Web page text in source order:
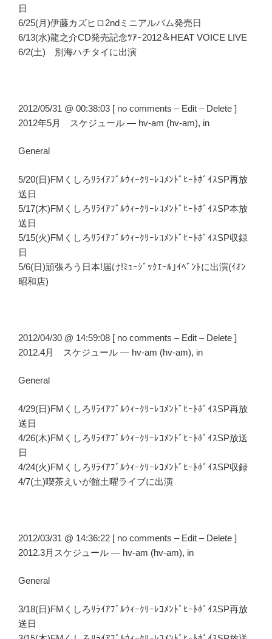
日
6/25(月)伊藤カズヒロ2ndミニアルバム発売日
6/13(水)龍之介CD発売記念ﾂｱｰ2012＆HEAT VOICE LIVE
6/2(土) 別海ハチタイに出演
2012/05/31 @ 00:38:03 [ no comments – Edit – Delete ]
2012年5月 スケジュール — hv-am (hv-am), in
General
5/20(日)FMくしろﾘﾗｲｱﾌﾞﾙｳｨｰｸﾘｰﾚｺﾒﾝﾄﾞﾋｰﾄﾎﾞｲｽSP再放
送日
5/17(木)FMくしろﾘﾗｲｱﾌﾞﾙｳｨｰｸﾘｰﾚｺﾒﾝﾄﾞﾋｰﾄﾎﾞｲｽSP本放
送日
5/15(火)FMくしろﾘﾗｲｱﾌﾞﾙｳｨｰｸﾘｰﾚｺﾒﾝﾄﾞﾋｰﾄﾎﾞｲｽSP収録
日
5/6(日)頑張ろう日本!届け!ﾐｭｰｼﾞｯｸｴｰﾙ｣ｲﾍﾞﾝﾄに出演(ｲｵﾝ
昭和店)
2012/04/30 @ 14:59:08 [ no comments – Edit – Delete ]
2012.4月 スケジュール — hv-am (hv-am), in
General
4/29(日)FMくしろﾘﾗｲｱﾌﾞﾙｳｨｰｸﾘｰﾚｺﾒﾝﾄﾞﾋｰﾄﾎﾞｲｽSP再放
送日
4/26(木)FMくしろﾘﾗｲｱﾌﾞﾙｳｨｰｸﾘｰﾚｺﾒﾝﾄﾞﾋｰﾄﾎﾞｲｽSP放送
日
4/24(火)FMくしろﾘﾗｲｱﾌﾞﾙｳｨｰｸﾘｰﾚｺﾒﾝﾄﾞﾋｰﾄﾎﾞｲｽSP収録
4/7(土)喫茶えいが館土曜ライブに出演
2012/03/31 @ 14:36:22 [ no comments – Edit – Delete ]
2012.3月スケジュール — hv-am (hv-am), in
General
3/18(日)FMくしろﾘﾗｲｱﾌﾞﾙｳｨｰｸﾘｰﾚｺﾒﾝﾄﾞﾋｰﾄﾎﾞｲｽSP再放
送日